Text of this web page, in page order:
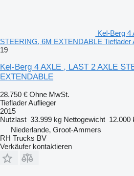
Kel-Berg 4
STEERING, 6M EXTENDABLE Tieflader
19
Kel-Berg 4 AXLE , LAST 2 AXLE
EXTENDABLE
28.750 € Ohne MwSt.
Tieflader Auflieger
2015
Nutzlast 33.999 kg Nettogewicht 12.000
Niederlande, Groot-Ammers
RH Trucks BV
Verkäufer kontaktieren